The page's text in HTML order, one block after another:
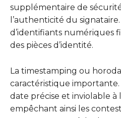
supplémentaire de
l’authenticité du
d’identifiants numériques
des pièces d’identité.
La timestamping ou
caractéristique
date précise et inviolable à
empêchant ainsi les